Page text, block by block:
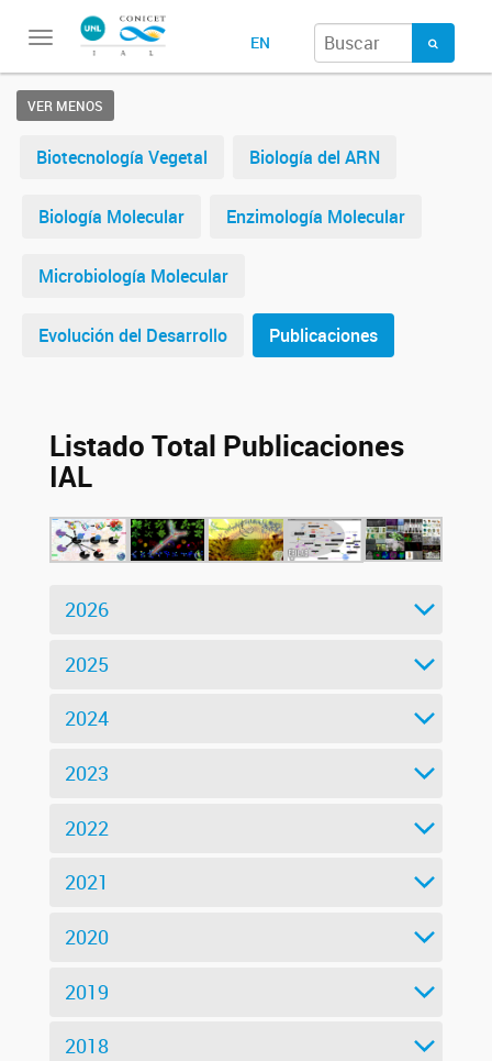
Toggle
EN
VER MENOS
Biotecnología Vegetal Biología del ARN
Biología Molecular Enzimología Molecular
Microbiología Molecular
Evolución del Desarrollo Publicaciones
Listado Total Publicaciones
IAL
2026
2025
2024
2023
2022
2021
2020
2019
2018